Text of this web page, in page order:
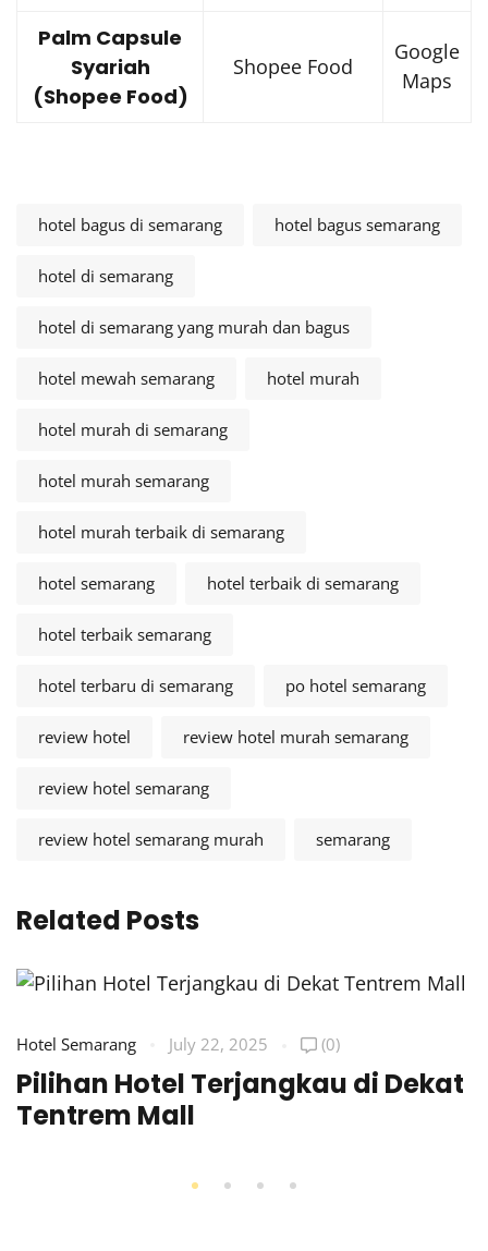
Palm Capsule
Syariah
(Shopee Food)
Shopee Food
Google
Maps
hotel bagus di semarang hotel bagus semarang
hotel di semarang
hotel di semarang yang murah dan bagus
hotel mewah semarang hotel murah
hotel murah di semarang
hotel murah semarang
hotel murah terbaik di semarang
hotel semarang hotel terbaik di semarang
hotel terbaik semarang
hotel terbaru di semarang po hotel semarang
review hotel review hotel murah semarang
review hotel semarang
review hotel semarang murah semarang
Related Posts
Hotel Semarang July 22, 2025 (0)
Pilihan Hotel Terjangkau di Dekat
Tentrem Mall